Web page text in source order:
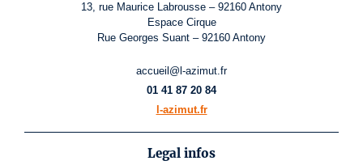
13, rue Maurice Labrousse – 92160 Antony
Espace Cirque
Rue Georges Suant – 92160 Antony
accueil@l-azimut.fr
01 41 87 20 84
l-azimut.fr
Legal infos